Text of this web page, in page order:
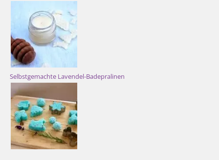
Selbstgemachte Lavendel-Badepralinen